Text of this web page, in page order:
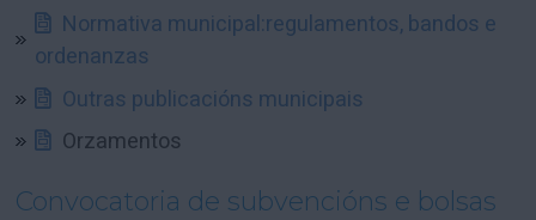
Normativa municipal:regulamentos, bandos e
ordenanzas
Outras publicacións municipais
Orzamentos
Convocatoria de subvencións e bolsas